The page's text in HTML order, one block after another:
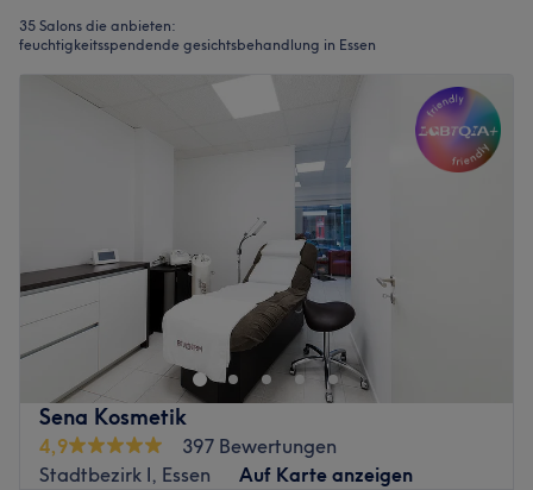
35 Salons die anbieten:
feuchtigkeitsspendende gesichtsbehandlung in Essen
Sena Kosmetik
4,9
397 Bewertungen
Stadtbezirk I, Essen
Auf Karte anzeigen